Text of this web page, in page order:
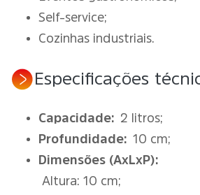
Self-service;
Cozinhas industriais.
Especificações
Capacidade: 2 litros;
Profundidade: 10 cm;
Dimensões (AxLxP):
Altura: 10 cm;